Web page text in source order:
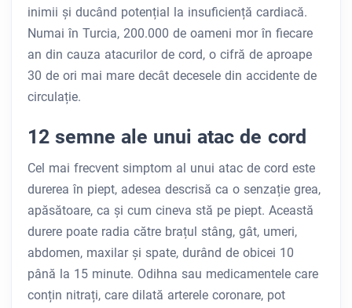
inimii și ducând potențial la insuficiență cardiacă.
Numai în Turcia, 200.000 de oameni mor în fiecare
an din cauza atacurilor de cord, o cifră de aproape
30 de ori mai mare decât decesele din accidente de
circulație.
12 semne ale unui atac de cord
Cel mai frecvent simptom al unui atac de cord este
durerea în piept, adesea descrisă ca o senzație grea,
apăsătoare, ca și cum cineva stă pe piept. Această
durere poate radia către brațul stâng, gât, umeri,
abdomen, maxilar și spate, durând de obicei 10
până la 15 minute. Odihna sau medicamentele care
conțin nitrați, care dilată arterele coronare, pot